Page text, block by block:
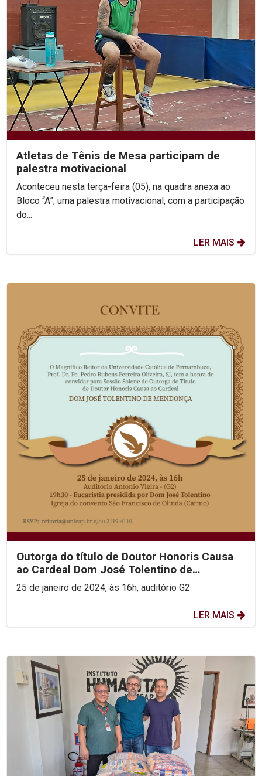
Atletas de Tênis de Mesa participam de
palestra motivacional
Aconteceu nesta terça-feira (05), na quadra anexa ao
Bloco “A”, uma palestra motivacional, com a participação
do...
LER MAIS
Outorga do título de Doutor Honoris Causa
ao Cardeal Dom José Tolentino de
Mendonça
25 de janeiro de 2024, às 16h, auditório G2
LER MAIS